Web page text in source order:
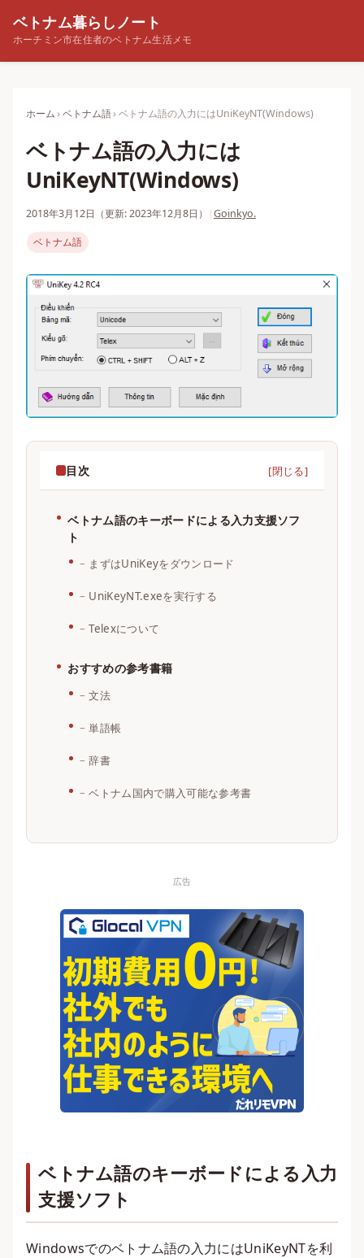
ベトナム暮らしノート
ホーチミン市在住者のベトナム生活メモ
ホーム ベトナム語 ベトナム語の入力にはUniKeyNT(Windows)
ベトナム語の入力には
UniKeyNT(Windows)
2018年3月12日 （更新: 2023年12月8日） |Goinkyo.
ベトナム語
目次
ベトナム語のキーボードによる入力支援ソフ
ト
まずはUniKeyをダウンロード
UniKeyNT.exeを実行する
Telexについて
おすすめの参考書籍
文法
単語帳
辞書
ベトナム国内で購入可能な参考書
広告
ベトナム語のキーボードによる入力
支援ソフト
Windowsでのベトナム語の入力にはUniKeyNTを利